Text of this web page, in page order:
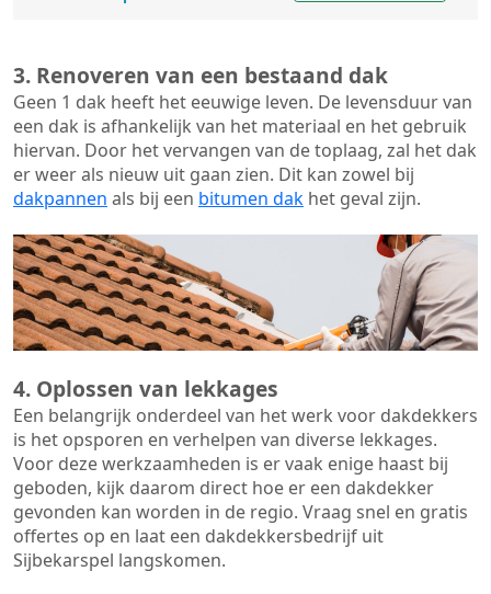
3. Renoveren van een bestaand dak
Geen 1 dak heeft het eeuwige leven. De levensduur van
een dak is afhankelijk van het materiaal en het gebruik
hiervan. Door het vervangen van de toplaag, zal het dak
er weer als nieuw uit gaan zien. Dit kan zowel bij
dakpannen als bij een bitumen dak het geval zijn.
4. Oplossen van lekkages
Een belangrijk onderdeel van het werk voor dakdekkers
is het opsporen en verhelpen van diverse lekkages.
Voor deze werkzaamheden is er vaak enige haast bij
geboden, kijk daarom direct hoe er een dakdekker
gevonden kan worden in de regio. Vraag snel en gratis
offertes op en laat een dakdekkersbedrijf uit
Sijbekarspel langskomen.